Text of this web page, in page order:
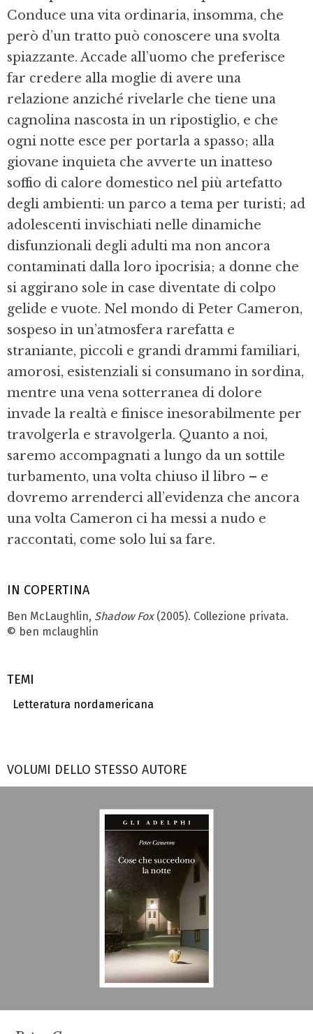
IN COPERTINA
Ben McLaughlin, Shadow Fox(2005). Collezione privata.
© ben mclaughlin
TEMI
Letteratura nordamericana
Conduce una vita ordinaria, insomma, che
però d’un tratto può conoscere una svolta
spiazzante. Accade all’uomo che preferisce
far credere alla moglie di avere una
relazione anziché rivelarle che tiene una
cagnolina nascosta in un ripostiglio, e che
ogni notte esce per portarla a spasso; alla
giovane inquieta che avverte un inatteso
soffio di calore domestico nel più artefatto
degli ambienti: un parco a tema per turisti; ad
adolescenti invischiati nelle dinamiche
disfunzionali degli adulti ma non ancora
contaminati dalla loro ipocrisia; a donne che
si aggirano sole in case diventate di colpo
gelide e vuote. Nel mondo di Peter Cameron,
sospeso in un’atmosfera rarefatta e
straniante, piccoli e grandi drammi familiari,
amorosi, esistenziali si consumano in sordina,
mentre una vena sotterranea di dolore
invade la realtà e finisce inesorabilmente per
travolgerla e stravolgerla. Quanto a noi,
saremo accompagnati a lungo da un sottile
turbamento, una volta chiuso il libro – e
dovremo arrenderci all’evidenza che ancora
una volta Cameron ci ha messi a nudo e
raccontati, come solo lui sa fare.
VOLUMI DELLO STESSO AUTORE